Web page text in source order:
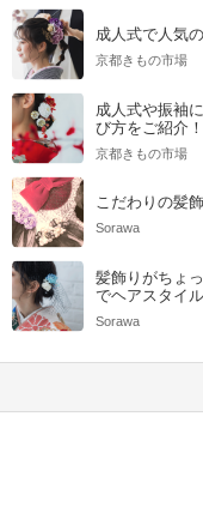
成人式で人気
京都きもの市場
成人式や振袖
び方をご紹介！
京都きもの市場
こだわりの髪
Sorawa
髪飾りがちょ
でヘアスタイ
Sorawa